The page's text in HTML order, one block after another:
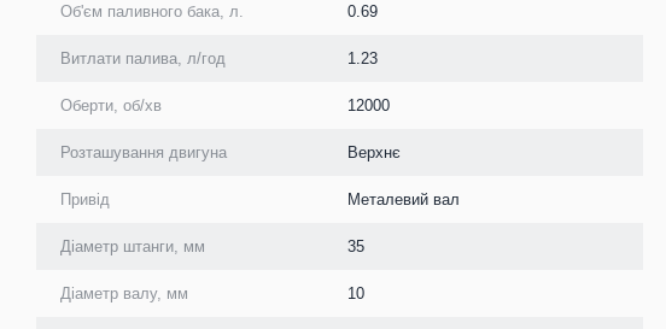
Об'єм паливного бака, л. 0.69
Витлати палива, л/год 1.23
Оберти, об/хв 12000
Розташування двигуна Верхнє
Привід Металевий вал
Діаметр штанги, мм 35
Діаметр валу, мм 10